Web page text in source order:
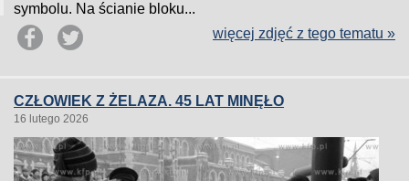
symbolu. Na ścianie bloku...
więcej zdjęć z tego tematu »
CZŁOWIEK Z ŻELAZA. 45 LAT MINĘŁO
16 lutego 2026